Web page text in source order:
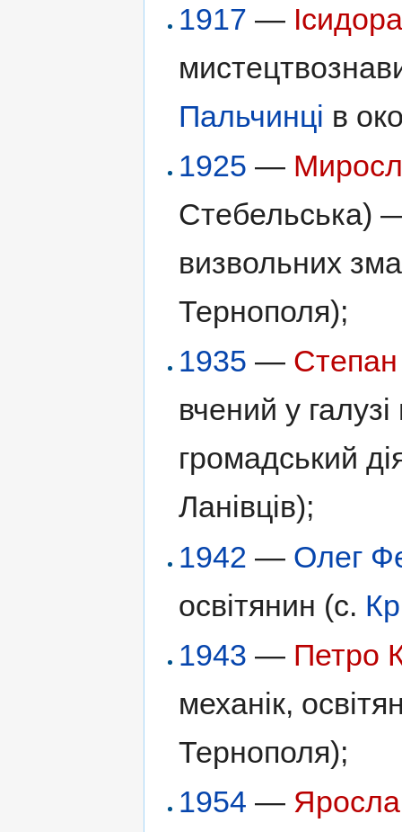
1917 —
Пальчинці в
1925 —
Стебельська)
визвольних
Тернополя);
1935 —
вчений у галузі
громадський
Ланівців);
1942 — Олег
освітянин (с.
1943 — Петро
механік,
Тернополя);
1954 —